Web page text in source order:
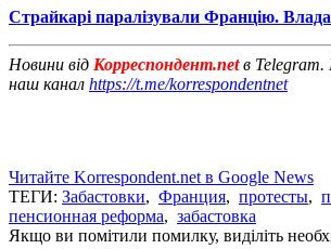
Страйкарі паралізували Францію.
Новини від Корреспондент.netв Telegram.
наш канал https://t.me/korrespondentnet
Читайте Korrespondent.net в Google News
ТЕГИ: Забастовки, Франция, протесты,
пенсионная реформа, забастовка
Якщо ви помітили помилку, виділіть